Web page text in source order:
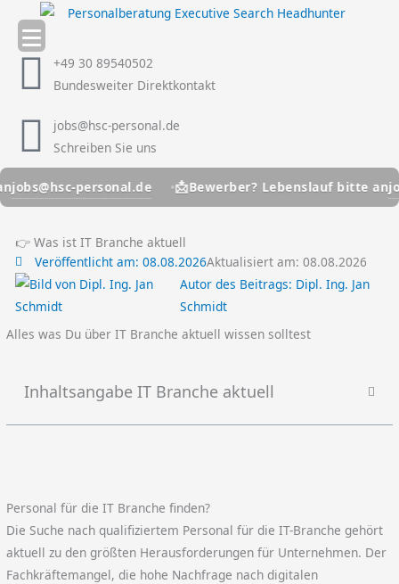
Inhalt
springen +49 30 89540502
Bundesweiter Direktkontakt
jobs@hsc-personal.de
Schreiben Sie uns
personal.de 📩Bewerber? Lebenslauf bitte anjobs@hsc-
👉 Was ist IT Branche aktuell
Veröffentlicht am:08.08.2026Aktualisiert am: 08.08.2026
Autor des Beitrags: Dipl. Ing. Jan
Schmidt
Alles was Du über IT Branche aktuell wissen solltest
Inhaltsangabe IT Branche aktuell
Personal für die IT Branche finden?
Die Suche nach qualifiziertem Personal für die IT-Branche gehört
aktuell zu den größten Herausforderungen für Unternehmen. Der
Fachkräftemangel, die hohe Nachfrage nach digitalen